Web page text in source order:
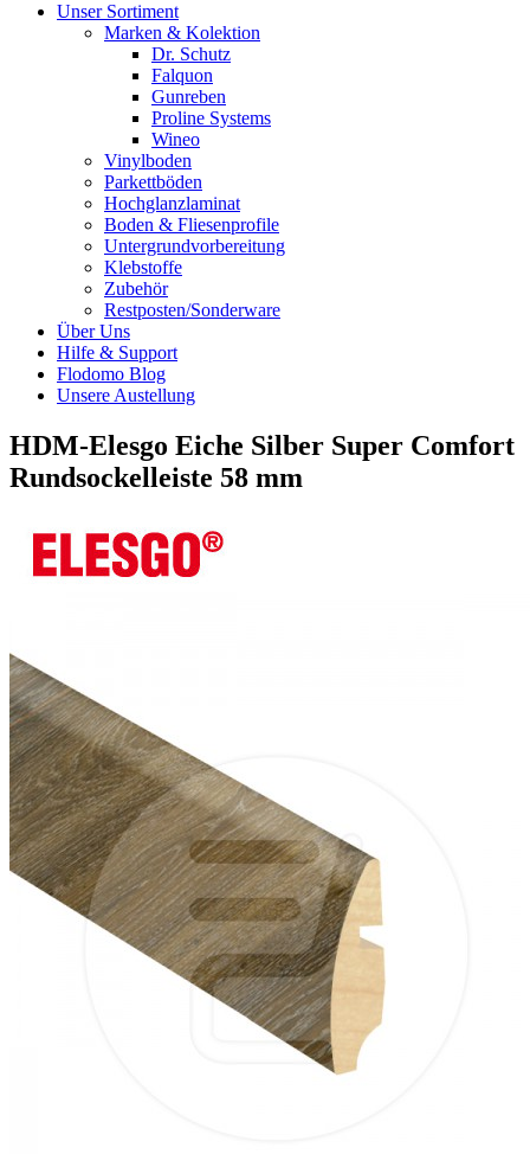
Unser Sortiment
Marken & Kolektion
Dr. Schutz
Falquon
Gunreben
Proline Systems
Wineo
Vinylboden
Parkettböden
Hochglanzlaminat
Boden & Fliesenprofile
Untergrundvorbereitung
Klebstoffe
Zubehör
Restposten/Sonderware
Über Uns
Hilfe & Support
Flodomo Blog
Unsere Austellung
HDM-Elesgo Eiche Silber Super Comfort
Rundsockelleiste 58 mm